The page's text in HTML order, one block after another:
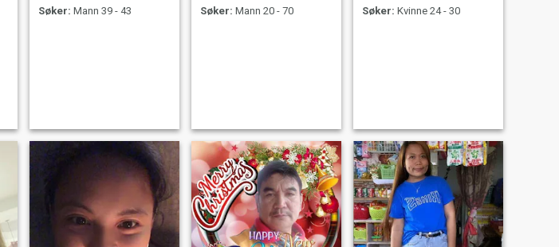
Søker: Mann 39 - 43
Søker: Mann 20 - 70
Søker: Kvinne 24 - 30